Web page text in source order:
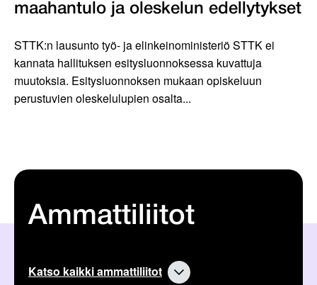
maahantulo ja oleskelun edellytykset
STTK:n lausunto työ- ja elinkeinoministeriö STTK ei
kannata hallituksen esitysluonnoksessa kuvattuja
muutoksia. Esitysluonnoksen mukaan opiskeluun
perustuvien oleskelulupien osalta...
Ammattiliitot
Katso kaikki ammattiliitot